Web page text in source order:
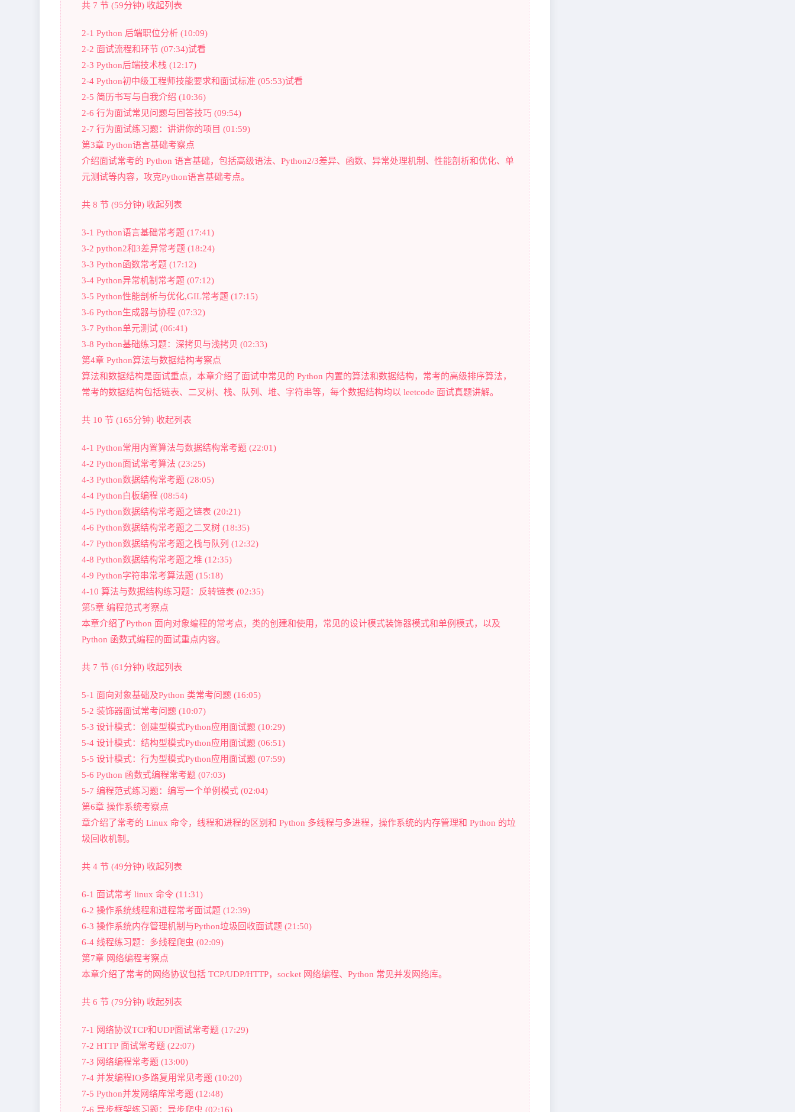
共 7 节 (59分钟) 收起列表
2-1 Python 后端职位分析 (10:09)
2-2 面试流程和环节 (07:34)试看
2-3 Python后端技术栈 (12:17)
2-4 Python初中级工程师技能要求和面试标准 (05:53)试看
2-5 简历书写与自我介绍 (10:36)
2-6 行为面试常见问题与回答技巧 (09:54)
2-7 行为面试练习题：讲讲你的项目 (01:59)
第3章 Python语言基础考察点
介绍面试常考的 Python 语言基础，包括高级语法、Python2/3差异、函数、异常处理机制、性能剖析和优化、单
元测试等内容，攻克Python语言基础考点。
共 8 节 (95分钟) 收起列表
3-1 Python语言基础常考题 (17:41)
3-2 python2和3差异常考题 (18:24)
3-3 Python函数常考题 (17:12)
3-4 Python异常机制常考题 (07:12)
3-5 Python性能剖析与优化,GIL常考题 (17:15)
3-6 Python生成器与协程 (07:32)
3-7 Python单元测试 (06:41)
3-8 Python基础练习题：深拷贝与浅拷贝 (02:33)
第4章 Python算法与数据结构考察点
算法和数据结构是面试重点，本章介绍了面试中常见的 Python 内置的算法和数据结构，常考的高级排序算法，
常考的数据结构包括链表、二叉树、栈、队列、堆、字符串等，每个数据结构均以 leetcode 面试真题讲解。
共 10 节 (165分钟) 收起列表
4-1 Python常用内置算法与数据结构常考题 (22:01)
4-2 Python面试常考算法 (23:25)
4-3 Python数据结构常考题 (28:05)
4-4 Python白板编程 (08:54)
4-5 Python数据结构常考题之链表 (20:21)
4-6 Python数据结构常考题之二叉树 (18:35)
4-7 Python数据结构常考题之栈与队列 (12:32)
4-8 Python数据结构常考题之堆 (12:35)
4-9 Python字符串常考算法题 (15:18)
4-10 算法与数据结构练习题：反转链表 (02:35)
第5章 编程范式考察点
本章介绍了Python 面向对象编程的常考点，类的创建和使用，常见的设计模式装饰器模式和单例模式，以及
Python 函数式编程的面试重点内容。
共 7 节 (61分钟) 收起列表
5-1 面向对象基础及Python 类常考问题 (16:05)
5-2 装饰器面试常考问题 (10:07)
5-3 设计模式：创建型模式Python应用面试题 (10:29)
5-4 设计模式：结构型模式Python应用面试题 (06:51)
5-5 设计模式：行为型模式Python应用面试题 (07:59)
5-6 Python 函数式编程常考题 (07:03)
5-7 编程范式练习题：编写一个单例模式 (02:04)
第6章 操作系统考察点
章介绍了常考的 Linux 命令，线程和进程的区别和 Python 多线程与多进程，操作系统的内存管理和 Python 的垃
圾回收机制。
共 4 节 (49分钟) 收起列表
6-1 面试常考 linux 命令 (11:31)
6-2 操作系统线程和进程常考面试题 (12:39)
6-3 操作系统内存管理机制与Python垃圾回收面试题 (21:50)
6-4 线程练习题：多线程爬虫 (02:09)
第7章 网络编程考察点
本章介绍了常考的网络协议包括 TCP/UDP/HTTP，socket 网络编程、Python 常见并发网络库。
共 6 节 (79分钟) 收起列表
7-1 网络协议TCP和UDP面试常考题 (17:29)
7-2 HTTP 面试常考题 (22:07)
7-3 网络编程常考题 (13:00)
7-4 并发编程IO多路复用常见考题 (10:20)
7-5 Python并发网络库常考题 (12:48)
7-6 异步框架练习题：异步爬虫 (02:16)